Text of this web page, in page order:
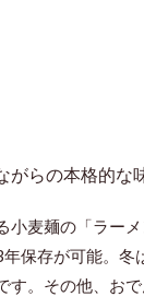
がらの本格的な
小麦麺の「ラー
保存が可能。冬
す。その他、お